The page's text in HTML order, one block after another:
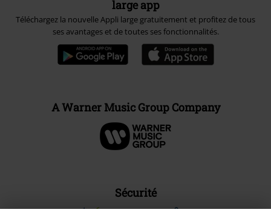
large app
Téléchargez la nouvelle Appli large gratuitement et profitez de tous
ses avantages et de toutes ses fonctionnalités.
A Warner Music Group Company
Sécurité